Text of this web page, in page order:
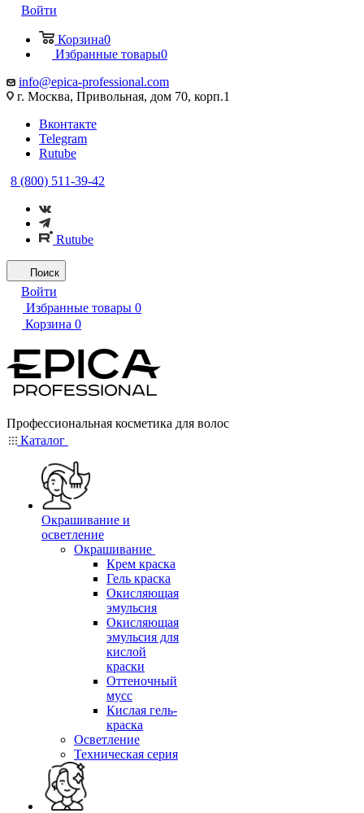
Войти
Корзина0
Избранные товары0
info@epica-professional.com
г. Москва, Привольная, дом 70, корп.1
Вконтакте
Telegram
Rutube
8 (800) 511-39-42
Rutube
Поиск
Войти
Избранные товары 0
Корзина 0
Профессиональная косметика для волос
Каталог
Окрашивание и
осветление
Окрашивание
Крем краска
Гель краска
Окисляющая
эмульсия
Окисляющая
эмульсия для
кислой
краски
Оттеночный
мусс
Кислая гель-
краска
Осветление
Техническая серия